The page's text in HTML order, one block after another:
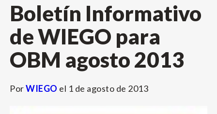
Boletín Informativo
de WIEGO para
OBM agosto 2013
PorWIEGO el 1 de agosto de 2013